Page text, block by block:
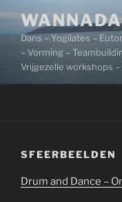
inhoud
Dans – Yogilates –
– Vorming –
Vrijgezelle workshops
SFEERBEELDEN
Drum and Dance –